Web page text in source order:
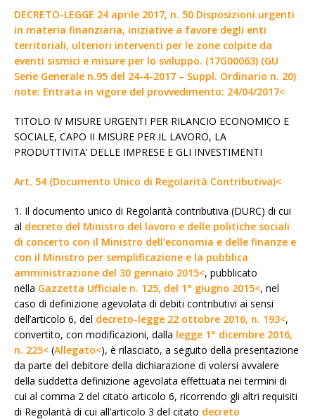
DECRETO-LEGGE 24 aprile 2017, n. 50 Disposizioni urgenti
in materia finanziaria, iniziative a favore degli enti
territoriali, ulteriori interventi per le zone colpite da
eventi sismici e misure per lo sviluppo. (17G00063) (GU
Serie Generale n.95 del 24-4-2017 – Suppl. Ordinario n. 20)
note: Entrata in vigore del provvedimento: 24/04/2017<
TITOLO IV MISURE URGENTI PER RILANCIO ECONOMICO E
SOCIALE, CAPO II MISURE PER IL LAVORO, LA
PRODUTTIVITA’ DELLE IMPRESE E GLI INVESTIMENTI
Art. 54 (Documento Unico di Regolarità Contributiva)<
1. Il documento unico di Regolarità contributiva (DURC) di cui
al decreto del Ministro del lavoro e delle politiche sociali
di concerto con il Ministro dell’economia e delle finanze e
con il Ministro per semplificazione e la pubblica
amministrazione del 30 gennaio 2015<, pubblicato
nella Gazzetta Ufficiale n. 125, del 1° giugno 2015<, nel
caso di definizione agevolata di debiti contributivi ai sensi
dell’articolo 6, del decreto-legge 22 ottobre 2016, n. 193<,
convertito, con modificazioni, dalla legge 1° dicembre 2016,
n. 225< (Allegato<), è rilasciato, a seguito della presentazione
da parte del debitore della dichiarazione di volersi avvalere
della suddetta definizione agevolata effettuata nei termini di
cui al comma 2 del citato articolo 6, ricorrendo gli altri requisiti
di Regolarità di cui all’articolo 3 del citato decreto